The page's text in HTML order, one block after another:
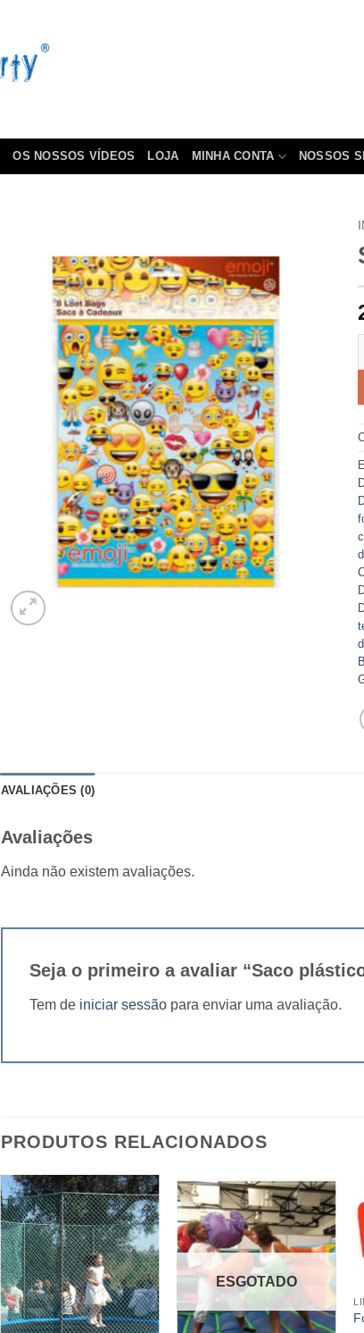
OS NOSSOS VÍDEOS LOJA MINHA CONTA NOSSOS
AVALIAÇÕES (0)
Avaliações
Ainda não existem avaliações.
Seja o primeiro a avaliar “Saco
Tem de iniciar sessãopara enviar uma avaliação.
PRODUTOS RELACIONADOS
ESGOTADO